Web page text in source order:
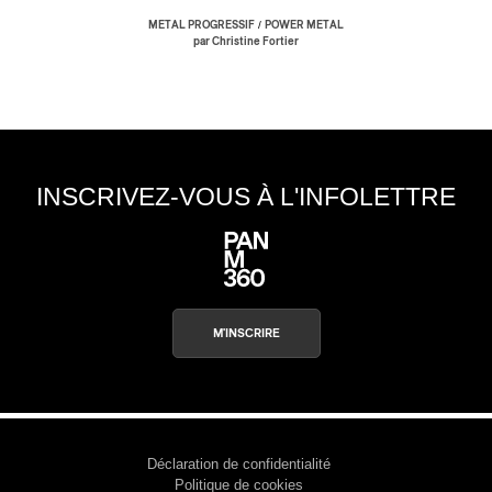
METAL PROGRESSIF / POWER METAL
par Christine Fortier
INSCRIVEZ-VOUS À L'INFOLETTRE
M'INSCRIRE
Déclaration de confidentialité
Politique de cookies